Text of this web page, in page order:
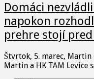
Domáci
napokon
prehre stojí
Štvrtok, 5. marec,
Martin a HK TAM Levice